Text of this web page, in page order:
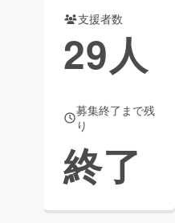
支援者数
29人
募集終了まで残
り
終了